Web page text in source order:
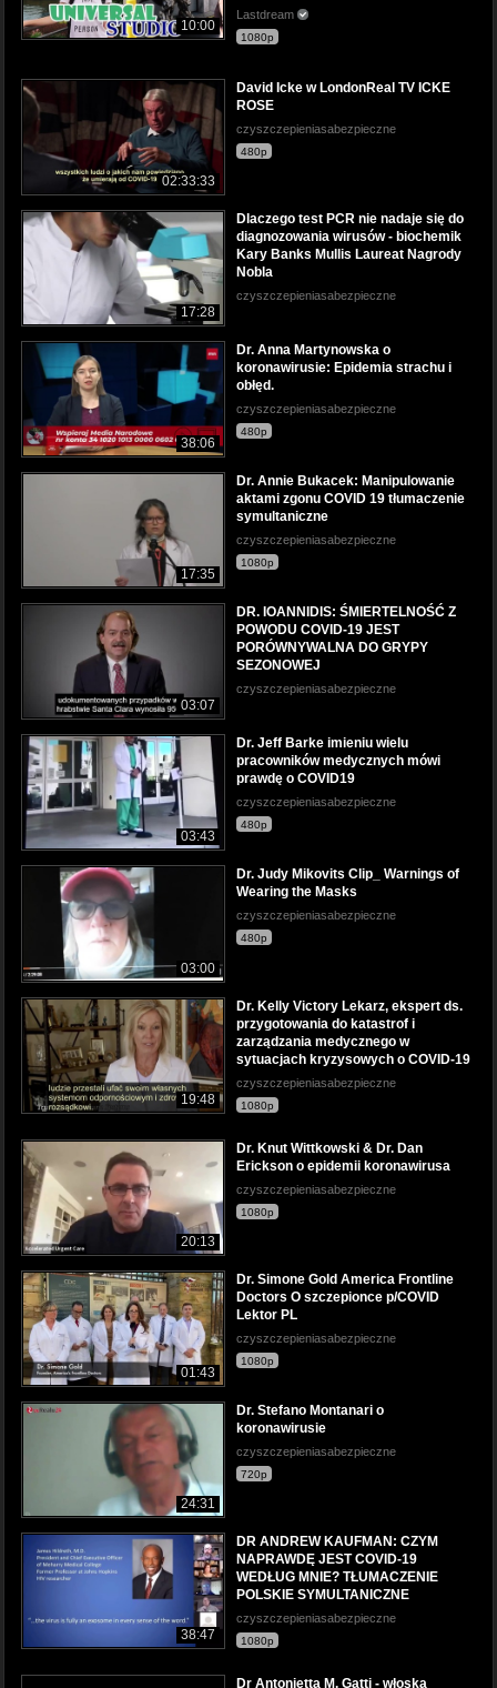
10:00
Lastdream
1080p
02:33:33
David Icke w LondonReal TV ICKE
ROSE
czyszczepieniasabezpieczne
480p
17:28
Dlaczego test PCR nie nadaje się do
diagnozowania wirusów - biochemik
Kary Banks Mullis Laureat Nagrody
Nobla
czyszczepieniasabezpieczne
38:06
Dr. Anna Martynowska o
koronawirusie: Epidemia strachu i
obłęd.
czyszczepieniasabezpieczne
480p
17:35
Dr. Annie Bukacek: Manipulowanie
aktami zgonu COVID 19 tłumaczenie
symultaniczne
czyszczepieniasabezpieczne
1080p
03:07
DR. IOANNIDIS: ŚMIERTELNOŚĆ Z
POWODU COVID-19 JEST
PORÓWNYWALNA DO GRYPY
SEZONOWEJ
czyszczepieniasabezpieczne
03:43
Dr. Jeff Barke imieniu wielu
pracowników medycznych mówi
prawdę o COVID19
czyszczepieniasabezpieczne
480p
03:00
Dr. Judy Mikovits Clip_ Warnings of
Wearing the Masks
czyszczepieniasabezpieczne
480p
19:48
Dr. Kelly Victory Lekarz, ekspert ds.
przygotowania do katastrof i
zarządzania medycznego w
sytuacjach kryzysowych o COVID-19
czyszczepieniasabezpieczne
1080p
20:13
Dr. Knut Wittkowski & Dr. Dan
Erickson o epidemii koronawirusa
czyszczepieniasabezpieczne
1080p
01:43
Dr. Simone Gold America Frontline
Doctors O szczepionce p/COVID
Lektor PL
czyszczepieniasabezpieczne
1080p
24:31
Dr. Stefano Montanari o
koronawirusie
czyszczepieniasabezpieczne
720p
38:47
DR ANDREW KAUFMAN: CZYM
NAPRAWDĘ JEST COVID-19
WEDŁUG MNIE? TŁUMACZENIE
POLSKIE SYMULTANICZNE
czyszczepieniasabezpieczne
1080p
Dr Antonietta M. Gatti - włoska